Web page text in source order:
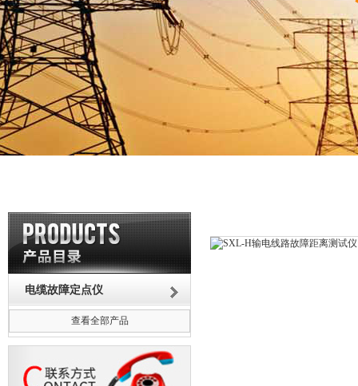
电缆故障定点仪
查看全部产品